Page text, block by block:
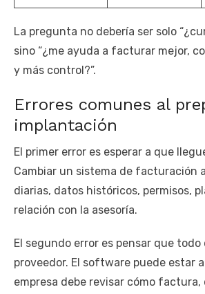
La pregunta no debería ser solo
sino “¿me ayuda a facturar mejor,
y más control?”.
Errores comunes al
implantación
El primer error es esperar a que
Cambiar un sistema de facturación
diarias, datos históricos, permisos,
relación con la asesoría.
El segundo error es pensar que todo
proveedor. El software puede estar
empresa debe revisar cómo factura,